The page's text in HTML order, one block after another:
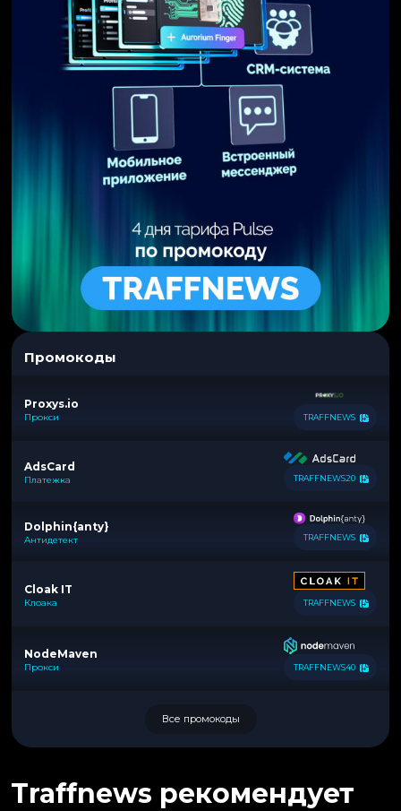
Промокоды
Proxys.io
Прокси TRAFFNEWS
AdsCard
Платежка TRAFFNEWS20
Dolphin{anty}
Антидетект TRAFFNEWS
Cloak IT
Клоака TRAFFNEWS
NodeMaven
Прокси TRAFFNEWS40
Все промокоды
Traffnews рекомендует